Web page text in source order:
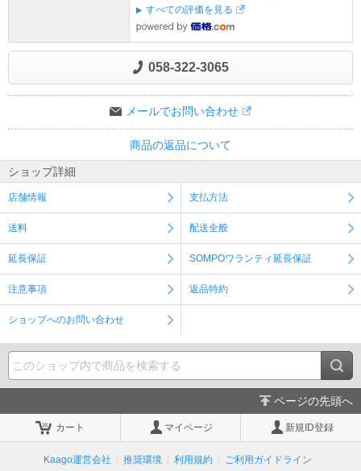
すべての評価を見る
058-322-3065
メールでお問い合わせ
商品の返品について
ショップ詳細
店舗情報 支払方法
送料 配送全般
延長保証 SOMPOワランティ延長保証
注意事項 返品特約
ショップへのお問い合わせ
ページの先頭へ
カート マイページ 新規ID登録
Kaago運営会社 推奨環境 利用規約 ご利用ガイドライン